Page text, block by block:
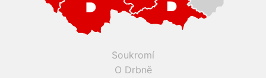
Soukromí
O Drbně